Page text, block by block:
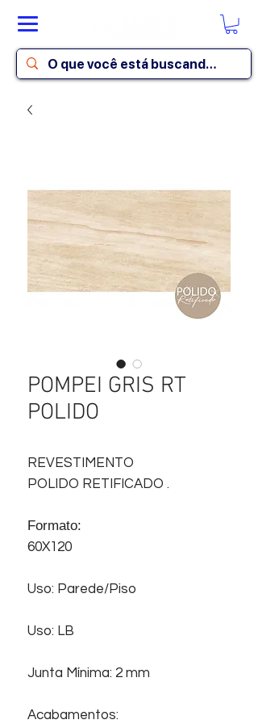
POMPEI GRIS RT
POLIDO
REVESTIMENTO
POLIDO RETIFICADO .
Formato:
60X120
Uso: Parede/Piso
Uso: LB
Junta Mínima: 2 mm
Acabamentos: